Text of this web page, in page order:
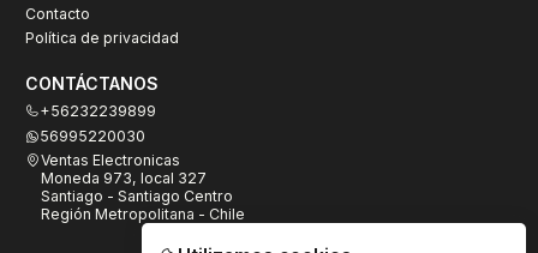
Contacto
Política de privacidad
CONTÁCTANOS
+56232239899
56995220030
Ventas Electronicas
Moneda 973, local 327
Santiago - Santiago Centro
Región Metropolitana - Chile